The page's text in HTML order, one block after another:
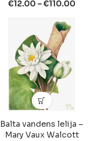
€12.00 –€110.00
Balta vandens lelija –
Mary Vaux Walcott